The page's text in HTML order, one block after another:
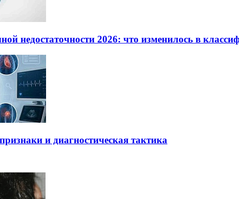
недостаточности 2026: что изменилось в
и диагностическая тактика